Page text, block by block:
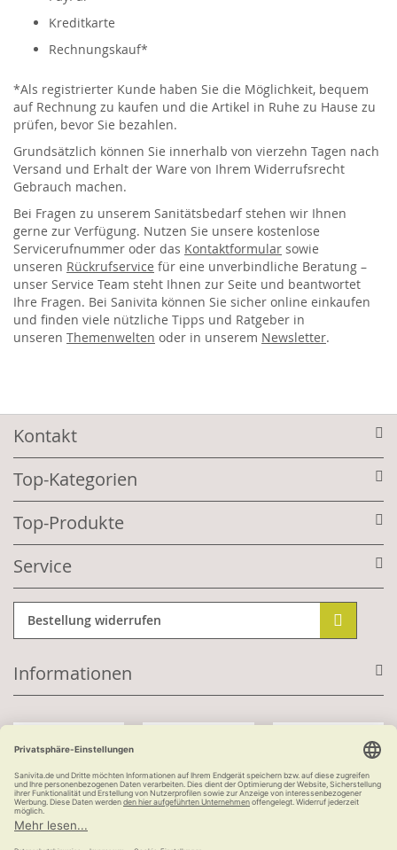
Kreditkarte
Rechnungskauf*
*Als registrierter Kunde haben Sie die Möglichkeit, bequem
auf Rechnung zu kaufen und die Artikel in Ruhe zu Hause zu
prüfen, bevor Sie bezahlen.
Grundsätzlich können Sie innerhalb von vierzehn Tagen nach
Versand und Erhalt der Ware von Ihrem Widerrufsrecht
Gebrauch machen.
Bei Fragen zu unserem Sanitätsbedarf stehen wir Ihnen
gerne zur Verfügung. Nutzen Sie unsere kostenlose
Servicerufnummer oder das Kontaktformular sowie
unseren Rückrufservice für eine unverbindliche Beratung –
unser Service Team steht Ihnen zur Seite und beantwortet
Ihre Fragen. Bei Sanivita können Sie sicher online einkaufen
und finden viele nützliche Tipps und Ratgeber in
unseren Themenwelten oder in unserem Newsletter.
Kontakt
Top-Kategorien
Top-Produkte
Service
Bestellung widerrufen
Informationen
Kauf auf Rechnung